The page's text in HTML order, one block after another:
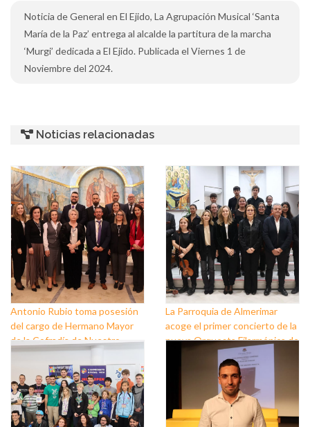
Noticia de General en El Ejido, La Agrupación Musical ‘Santa
María de la Paz’ entrega al alcalde la partitura de la marcha
‘Murgi’ dedicada a El Ejido. Publicada el Viernes 1 de
Noviembre del 2024.
Noticias relacionadas
Antonio Rubio toma posesión
del cargo de Hermano Mayor
de la Cofradía de Nuestro
Padre Jesús Nazareno y
Nuestra Señora de los Dolores
de Balerma
La Parroquia de Almerimar
acoge el primer concierto de la
nueva Orquesta Filarmónica de